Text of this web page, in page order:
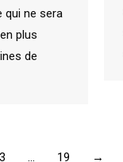
qui ne sera
plus
de
… 19 →